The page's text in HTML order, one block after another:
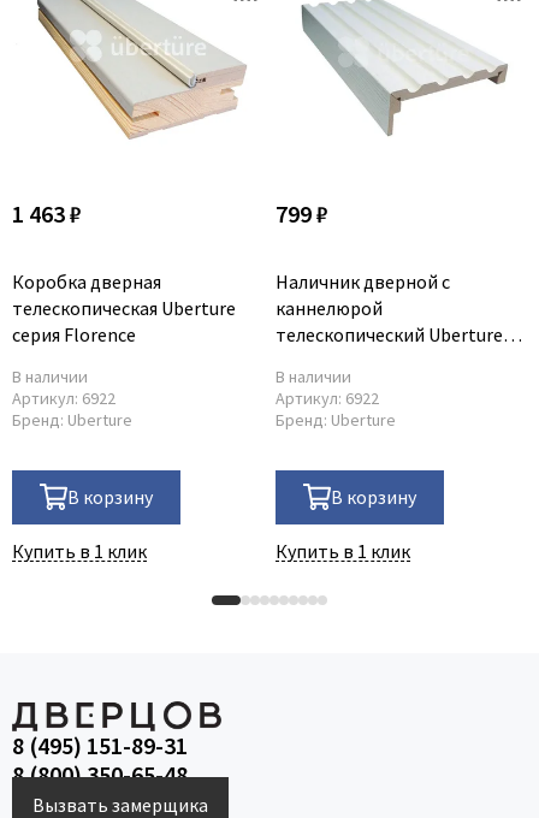
1 463 ₽
Коробка дверная
телескопическая Uberture
серия Florence
В наличии
Артикул: 6922
Бренд: Uberture
В корзину
Купить в 1 клик
799 ₽
Наличник дверной с
каннелюрой
телескопический Uberture
В наличии
Артикул: 6922
Бренд: Uberture
В корзину
Купить в 1 клик
8 (495) 151-89-31
8 (800) 350-65-48
Вызвать замерщика